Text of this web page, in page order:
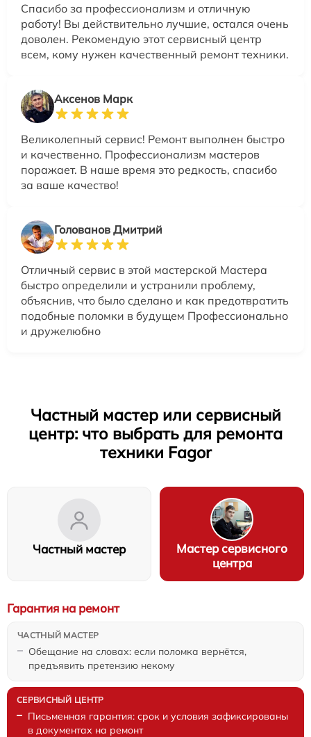
Спасибо за профессионализм и отличную
работу! Вы действительно лучшие, остался очень
доволен. Рекомендую этот сервисный центр
всем, кому нужен качественный ремонт техники.
Аксенов Марк
Великолепный сервис! Ремонт выполнен быстро
и качественно. Профессионализм мастеров
поражает. В наше время это редкость, спасибо
за ваше качество!
Голованов Дмитрий
Отличный сервис в этой мастерской Мастера
быстро определили и устранили проблему,
объяснив, что было сделано и как предотвратить
подобные поломки в будущем Профессионально
и дружелюбно
Частный мастер или сервисный
центр: что выбрать для ремонта
техники Fagor
Частный мастер
Мастер сервисного
центра
Обещание на словах: если поломка вернётся,
предъявить претензию некому
Гарантия на ремонт
Письменная гарантия: срок и условия зафиксированы
в документах на ремонт